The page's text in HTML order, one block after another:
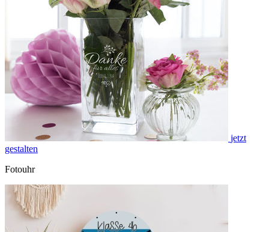
jetzt
gestalten
Fotouhr